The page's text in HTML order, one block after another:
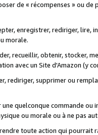
de « récompenses » ou
enregistrer, rediriger,
morale.
recueillir, obtenir, stocker,
avec un Site d'Amazon (y
rediriger, supprimer ou
une quelconque commande
ou morale ou à ne pas
toute action qui